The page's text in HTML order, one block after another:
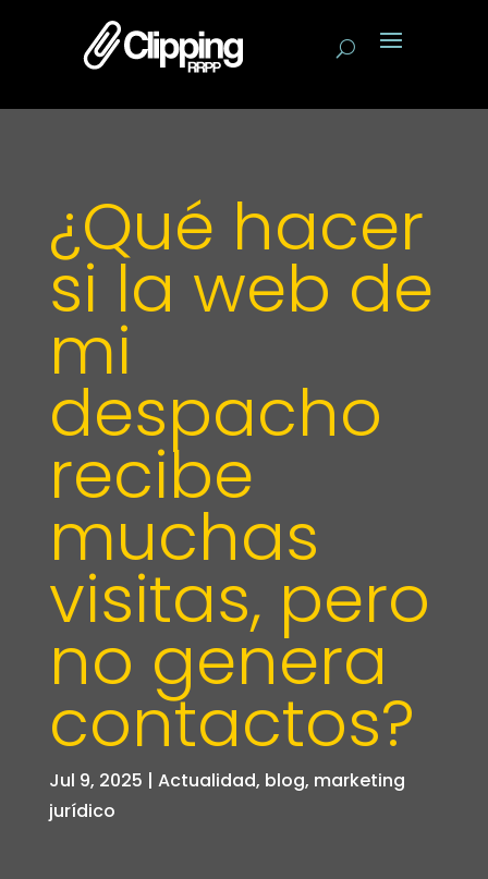
¿Qué hacer
si la web de
mi
despacho
recibe
muchas
visitas, pero
no genera
contactos?
Jul 9, 2025 | Actualidad, blog, marketing
jurídico